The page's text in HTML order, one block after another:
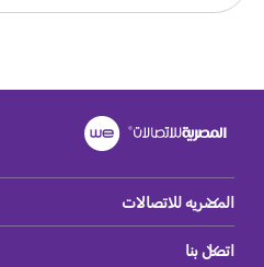
المصريه للاتصالات
اتصل بنا